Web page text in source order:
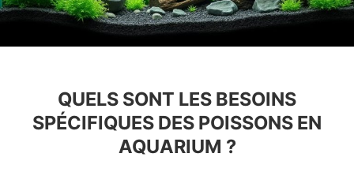
QUELS SONT LES BESOINS
SPÉCIFIQUES DES POISSONS EN
AQUARIUM ?